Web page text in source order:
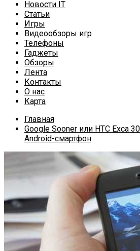
Новости IT
Статьи
Игры
Видеообзоры игр
Телефоны
Гаджеты
Обзоры
Лента
Контакты
О нас
Карта
Главная
Google Sooner или HTC Exca
Android-смартфон